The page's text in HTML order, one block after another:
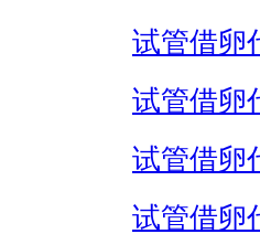
试管借卵
试管借卵
试管借卵
试管借卵